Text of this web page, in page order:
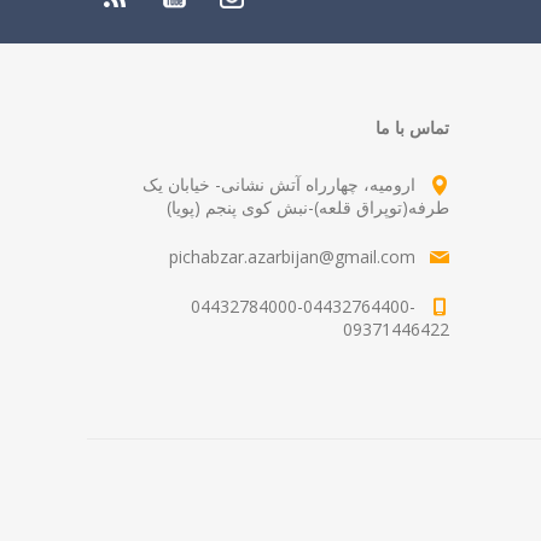
تماس با ما
ارومیه، چهارراه آتش نشانی- خیابان یک
طرفه(توپراق قلعه)-نبش کوی پنجم (پویا)
pichabzar.azarbijan@gmail.com
04432784000-04432764400-
09371446422